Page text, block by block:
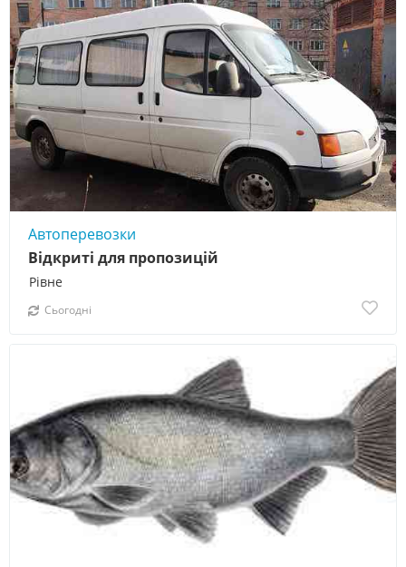
Автоперевозки
Рівне
Відкриті для пропозицій
Сьогодні